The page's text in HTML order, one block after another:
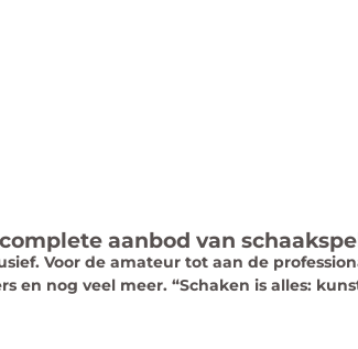
aanbod van
Voor de amateur tot aan de
en nog veel meer. “Schaken is alles: